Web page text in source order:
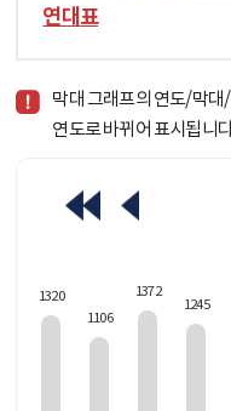
연대표
막대 그래프의 연도/막대
연도로 바뀌어 표시됩니
1320
1106
1372
1245